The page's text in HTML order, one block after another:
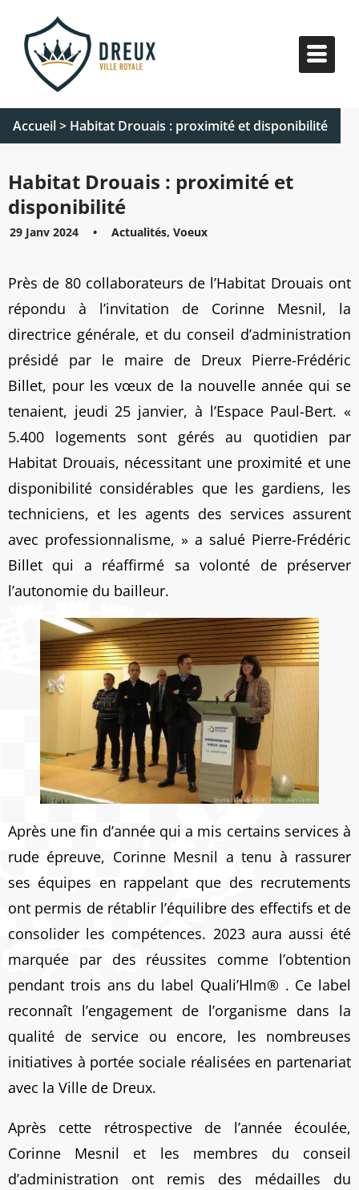
Accueil> Habitat Drouais : proximité et disponibilité
Habitat Drouais : proximité et
disponibilité
29 Janv 2024 • Actualités, Voeux
Près de 80 collaborateurs de l’Habitat Drouais ont
répondu à l’invitation de Corinne Mesnil, la
directrice générale, et du conseil d’administration
présidé par le maire de Dreux Pierre-Frédéric
Billet, pour les vœux de la nouvelle année qui se
tenaient, jeudi 25 janvier, à l’Espace Paul-Bert. «
5.400 logements sont gérés au quotidien par
Habitat Drouais, nécessitant une proximité et une
disponibilité considérables que les gardiens, les
techniciens, et les agents des services assurent
avec professionnalisme, » a salué Pierre-Frédéric
Billet qui a réaffirmé sa volonté de préserver
l’autonomie du bailleur.
Après une fin d’année qui a mis certains services à
rude épreuve, Corinne Mesnil a tenu à rassurer
ses équipes en rappelant que des recrutements
ont permis de rétablir l’équilibre des effectifs et de
consolider les compétences. 2023 aura aussi été
marquée par des réussites comme l’obtention
pendant trois ans du label Quali’Hlm® . Ce label
reconnaît l’engagement de l’organisme dans la
qualité de service ou encore, les nombreuses
initiatives à portée sociale réalisées en partenariat
avec la Ville de Dreux.
Après cette rétrospective de l’année écoulée,
Corinne Mesnil et les membres du conseil
d’administration ont remis des médailles du